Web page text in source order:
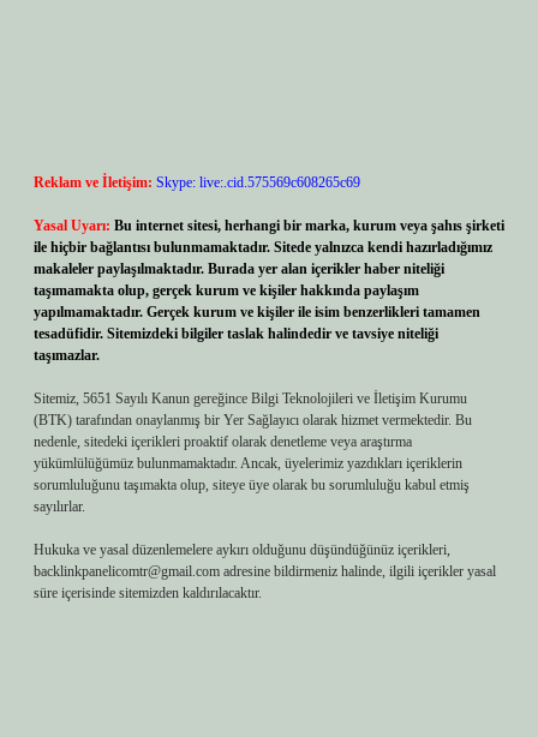
Reklam ve İletişim: Skype: live:.cid.575569c608265c69
Yasal Uyarı: Bu internet sitesi, herhangi bir marka, kurum veya şahıs şirketi
ile hiçbir bağlantısı bulunmamaktadır. Sitede yalnızca kendi hazırladığımız
makaleler paylaşılmaktadır. Burada yer alan içerikler haber niteliği
taşımamakta olup, gerçek kurum ve kişiler hakkında paylaşım
yapılmamaktadır. Gerçek kurum ve kişiler ile isim benzerlikleri tamamen
tesadüfidir. Sitemizdeki bilgiler taslak halindedir ve tavsiye niteliği
taşımazlar.
Sitemiz, 5651 Sayılı Kanun gereğince Bilgi Teknolojileri ve İletişim Kurumu
(BTK) tarafından onaylanmış bir Yer Sağlayıcı olarak hizmet vermektedir. Bu
nedenle, sitedeki içerikleri proaktif olarak denetleme veya araştırma
yükümlülüğümüz bulunmamaktadır. Ancak, üyelerimiz yazdıkları içeriklerin
sorumluluğunu taşımakta olup, siteye üye olarak bu sorumluluğu kabul etmiş
sayılırlar.
Hukuka ve yasal düzenlemelere aykırı olduğunu düşündüğünüz içerikleri,
backlinkpanelicomtr@gmail.com adresine bildirmeniz halinde, ilgili içerikler yasal
süre içerisinde sitemizden kaldırılacaktır.